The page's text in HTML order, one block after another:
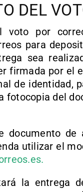
DEL
voto por
para
sea
firmada por el
de identidad,
fotocopia del
documento de
utilizar el
la entrega